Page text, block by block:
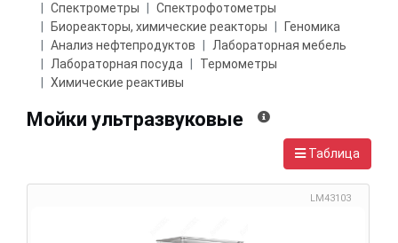
Спектрометры
Спектрофотометры
Биореакторы, химические реакторы
Геномика
Анализ нефтепродуктов
Лабораторная мебель
Лабораторная посуда
Термометры
Химические реактивы
Мойки ультразвуковые
Таблица
LM43103